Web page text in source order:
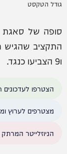
גודל הטקסט
סופה של סאגת
ו9 הצביעו כנגד.
הצטרפו
מצטרפים לערוץ
הניוזלייטר